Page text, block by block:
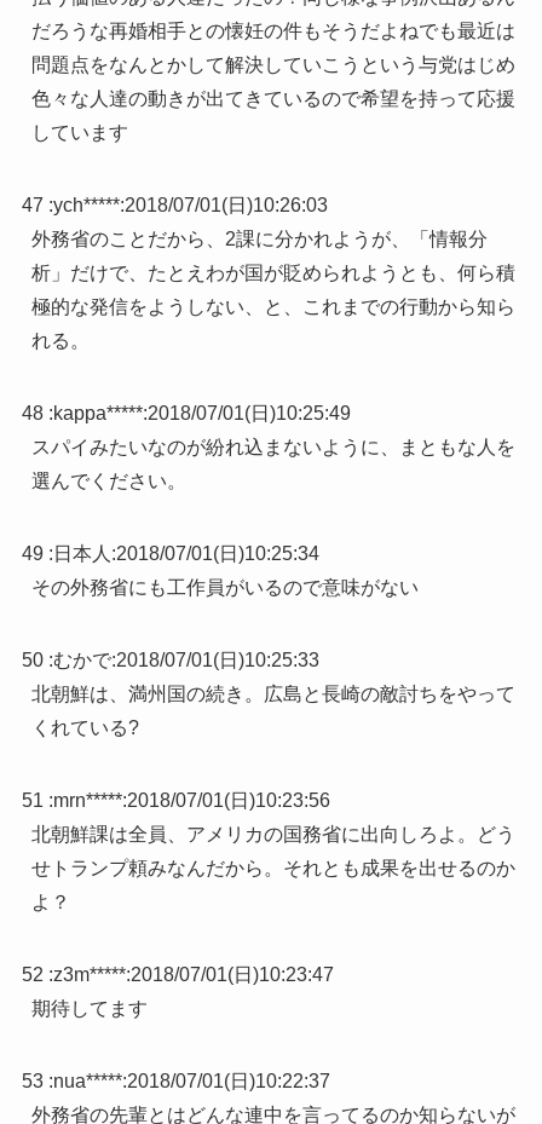
だろうな再婚相手との懐妊の件もそうだよねでも最近は
問題点をなんとかして解決していこうという与党はじめ
色々な人達の動きが出てきているので希望を持って応援
しています
47 :ych*****:2018/07/01(日)10:26:03
外務省のことだから、2課に分かれようが、「情報分
析」だけで、たとえわが国が貶められようとも、何ら積
極的な発信をようしない、と、これまでの行動から知ら
れる。
48 :kappa*****:2018/07/01(日)10:25:49
スパイみたいなのが紛れ込まないように、まともな人を
選んでください。
49 : 日本人:2018/07/01(日)10:25:34
その外務省にも工作員がいるので意味がない
50 :むかで:2018/07/01(日)10:25:33
北朝鮮は、満州国の続き。広島と長崎の敵討ちをやって
くれている?
51 :mrn*****:2018/07/01(日)10:23:56
北朝鮮課は全員、アメリカの国務省に出向しろよ。どう
せトランプ頼みなんだから。それとも成果を出せるのか
よ？
52 :z3m*****:2018/07/01(日)10:23:47
期待してます
53 :nua*****:2018/07/01(日)10:22:37
外務省の先輩とはどんな連中を言ってるのか知らないが